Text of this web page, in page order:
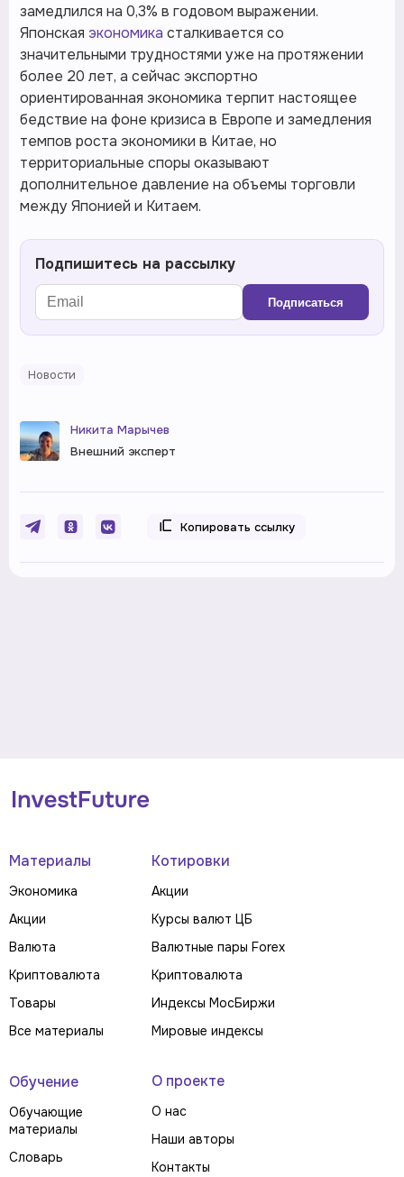
замедлился на 0,3% в годовом выражении.
Японская экономика сталкивается со
значительными трудностями уже на протяжении
более 20 лет, а сейчас экспортно
ориентированная экономика терпит настоящее
бедствие на фоне кризиса в Европе и замедления
темпов роста экономики в Китае, но
территориальные споры оказывают
дополнительное давление на объемы торговли
между Японией и Китаем.
Подпишитесь на рассылку
Подписаться
Новости
Никита Марычев
Внешний эксперт
Копировать ссылку
Материалы
Экономика
Акции
Валюта
Криптовалюта
Товары
Все материалы
Котировки
Акции
Курсы валют ЦБ
Валютные пары Forex
Криптовалюта
Индексы МосБиржи
Мировые индексы
Обучение
Обучающие
материалы
Словарь
О проекте
О нас
Наши авторы
Контакты